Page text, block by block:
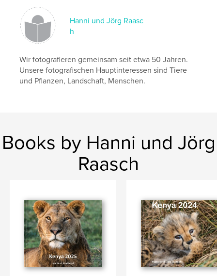
Tierfotografie
Hanni und Jörg Raasc
h
Wir fotografieren gemeinsam seit etwa 50 Jahren.
Unsere fotografischen Hauptinteressen sind Tiere
und Pflanzen, Landschaft, Menschen.
Books by Hanni und Jörg
Raasch